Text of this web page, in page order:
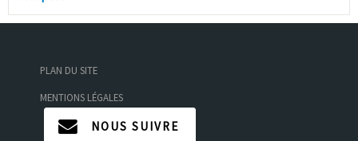
PLAN DU SITE
MENTIONS LÉGALES
NOUS SUIVRE